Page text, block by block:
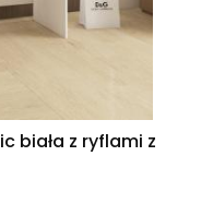
biała z ryflami z